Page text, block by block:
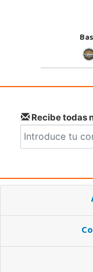
41960, Gines
955605259
Localizar Tienda
Avenida Molino de la Vega,
959 541 845
Recibe todas